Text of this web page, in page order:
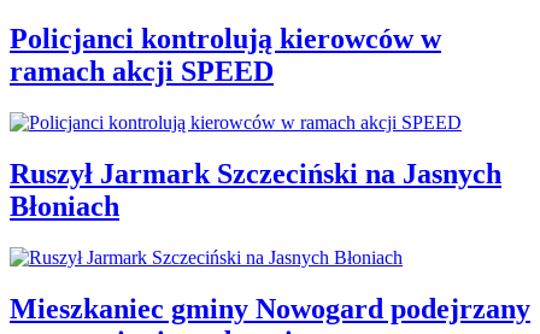
Policjanci kontrolują kierowców w
ramach akcji SPEED
Ruszył Jarmark Szczeciński na Jasnych
Błoniach
Mieszkaniec gminy Nowogard podejrzany